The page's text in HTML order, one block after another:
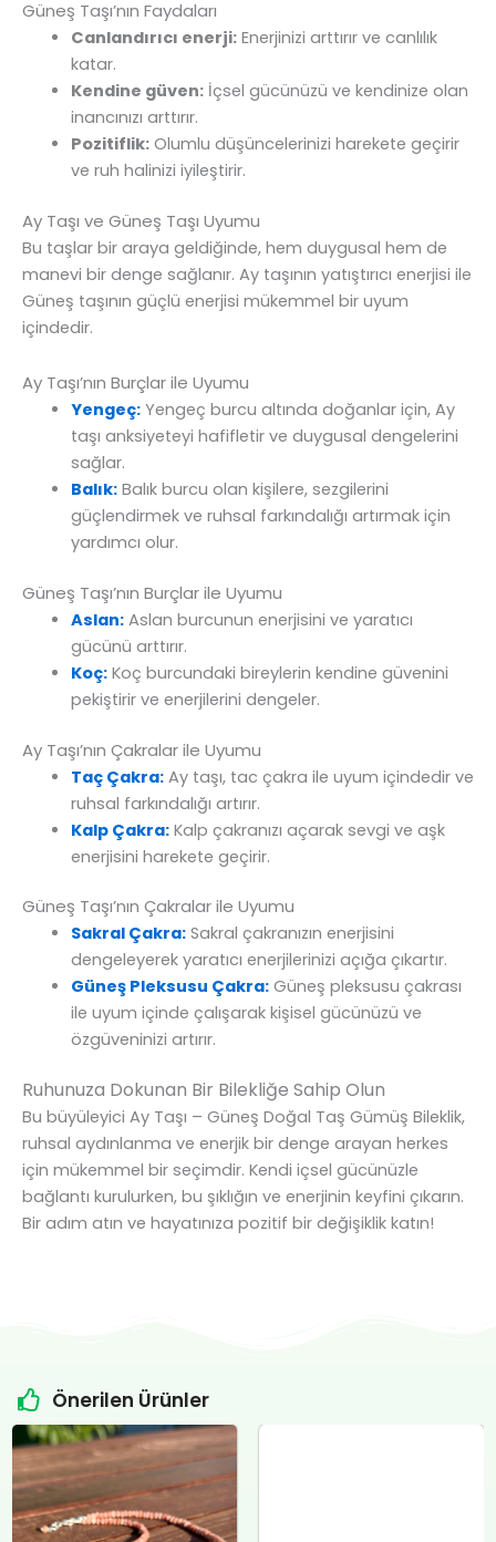
Güneş Taşı’nın Faydaları
Canlandırıcı enerji:Enerjinizi arttırır ve canlılık
katar.
Kendine güven:İçsel gücünüzü ve kendinize olan
inancınızı arttırır.
Pozitiflik:Olumlu düşüncelerinizi harekete geçirir
ve ruh halinizi iyileştirir.
Ay Taşı ve Güneş Taşı Uyumu
Bu taşlar bir araya geldiğinde, hem duygusal hem de
manevi bir denge sağlanır. Ay taşının yatıştırıcı enerjisi ile
Güneş taşının güçlü enerjisi mükemmel bir uyum
içindedir.
Ay Taşı’nın Burçlar ile Uyumu
Yengeç:Yengeç burcu altında doğanlar için, Ay
taşı anksiyeteyi hafifletir ve duygusal dengelerini
sağlar.
Balık:Balık burcu olan kişilere, sezgilerini
güçlendirmek ve ruhsal farkındalığı artırmak için
yardımcı olur.
Güneş Taşı’nın Burçlar ile Uyumu
Aslan:Aslan burcunun enerjisini ve yaratıcı
gücünü arttırır.
Koç:Koç burcundaki bireylerin kendine güvenini
pekiştirir ve enerjilerini dengeler.
Ay Taşı’nın Çakralar ile Uyumu
Taç Çakra:Ay taşı, tac çakra ile uyum içindedir ve
ruhsal farkındalığı artırır.
Kalp Çakra:Kalp çakranızı açarak sevgi ve aşk
enerjisini harekete geçirir.
Güneş Taşı’nın Çakralar ile Uyumu
Sakral Çakra:Sakral çakranızın enerjisini
dengeleyerek yaratıcı enerjilerinizi açığa çıkartır.
Güneş Pleksusu Çakra:Güneş pleksusu çakrası
ile uyum içinde çalışarak kişisel gücünüzü ve
özgüveninizi artırır.
Ruhunuza Dokunan Bir Bilekliğe Sahip Olun
Bu büyüleyici Ay Taşı – Güneş Doğal Taş Gümüş Bileklik,
ruhsal aydınlanma ve enerjik bir denge arayan herkes
için mükemmel bir seçimdir. Kendi içsel gücünüzle
bağlantı kurulurken, bu şıklığın ve enerjinin keyfini çıkarın.
Bir adım atın ve hayatınıza pozitif bir değişiklik katın!
Önerilen Ürünler
Orijinal
fiyat:
₺4.800,00.
Şu
andaki
fiyat:
₺4.500,00.